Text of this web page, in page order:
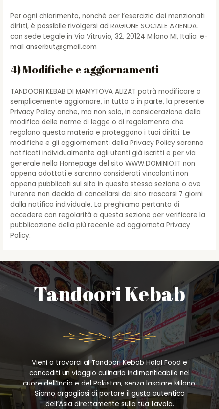
Per ogni chiarimento, nonché per l’esercizio dei menzionati
diritti, è possibile rivolgersi ad RAGIONE SOCIALE AZIENDA,
con sede Legale in Via Vitruvio, 32, 20124 Milano MI, Italia, e-
mail anserbut@gmail.com
4) Modifiche e aggiornamenti
TANDOORI KEBAB DI MAMYTOVA ALIZAT potrà modificare o
semplicemente aggiornare, in tutto o in parte, la presente
Privacy Policy anche, ma non solo, in considerazione della
modifica delle norme di legge o di regolamento che
regolano questa materia e proteggono i tuoi diritti. Le
modifiche e gli aggiornamenti della Privacy Policy saranno
notificati individualmente agli utenti già iscritti e per via
generale nella Homepage del sito WWW.DOMINIO.IT non
appena adottati e saranno considerati vincolanti non
appena pubblicati sul sito in questa stessa sezione o ove
l’utente non decida di cancellarsi dal sito trascorsi 7 giorni
dalla notifica individuale. La preghiamo pertanto di
accedere con regolarità a questa sezione per verificare la
pubblicazione della più recente ed aggiornata Privacy
Policy.
Tandoori Kebab
Vieni a trovarci al Tandoori Kebab Halal Food e
concediti un viaggio culinario indimenticabile nel
cuore dell’India e del Pakistan, senza lasciare Milano.
Siamo orgogliosi di portare il gusto autentico
dell’Asia direttamente sulla tua tavola.